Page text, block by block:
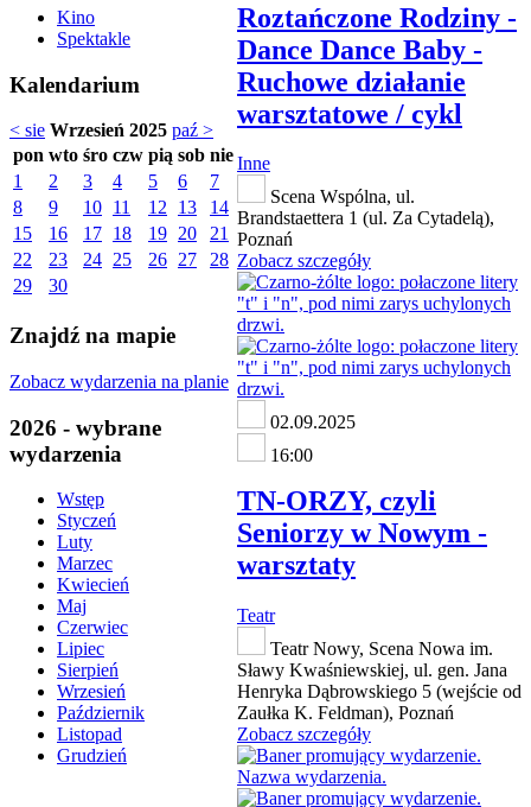
Kino
Spektakle
Kalendarium
< sie Wrzesień 2025 paź >
pon wto śro czw pią sob nie
1
2 3 4 5 6
7
8
9 10 11 12 13
14
15
16 17 18 19 20
21
22
23 24 25 26 27
28
29
30
Znajdź na mapie
Zobacz wydarzenia na planie
2026 - wybrane
wydarzenia
Wstęp
Styczeń
Luty
Marzec
Kwiecień
Maj
Czerwiec
Lipiec
Sierpień
Wrzesień
Październik
Listopad
Grudzień
Roztańczone Rodziny -
Dance Dance Baby -
Ruchowe działanie
warsztatowe / cykl
Inne
Scena Wspólna, ul.
Brandstaettera 1 (ul. Za Cytadelą),
Poznań
Zobacz szczegóły
02.09.2025
16:00
TN-ORZY, czyli
Seniorzy w Nowym -
warsztaty
Teatr
Teatr Nowy, Scena Nowa im.
Sławy Kwaśniewskiej, ul. gen. Jana
Henryka Dąbrowskiego 5 (wejście od
Zaułka K. Feldman), Poznań
Zobacz szczegóły